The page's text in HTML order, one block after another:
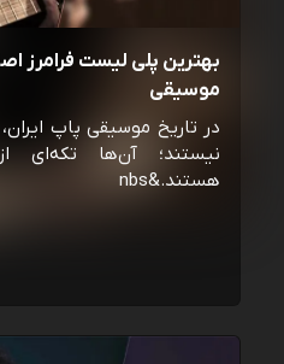
بهترین پلی لیست فرامرز
موسیقی
در تاریخ موسیقی پاپ
نیستند؛ آن‌ها
هستند.&nbs